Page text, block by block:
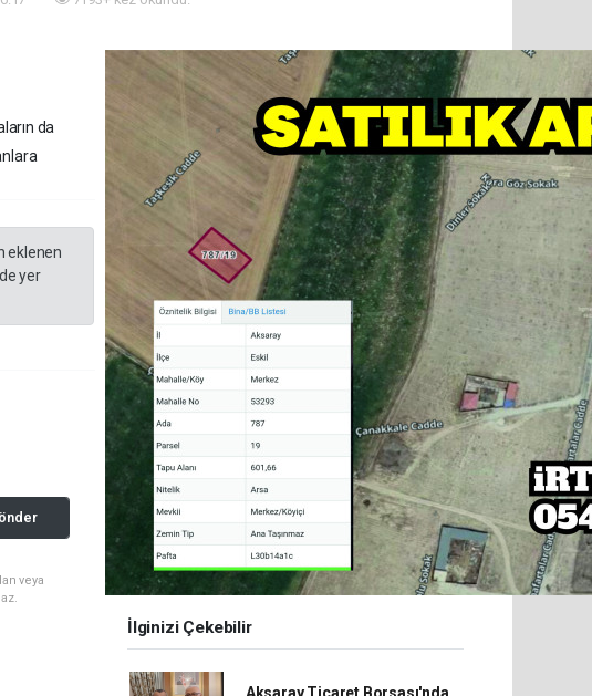
da
eklenen
yer
veya
İlginizi Çekebilir